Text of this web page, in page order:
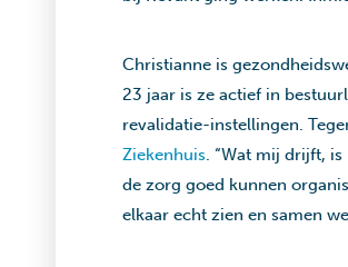
Christianne is
23 jaar is ze actief in
revalidatie-instellingen.
Ziekenhuis. “Wat mij drijft,
de zorg goed kunnen
elkaar echt zien en samen